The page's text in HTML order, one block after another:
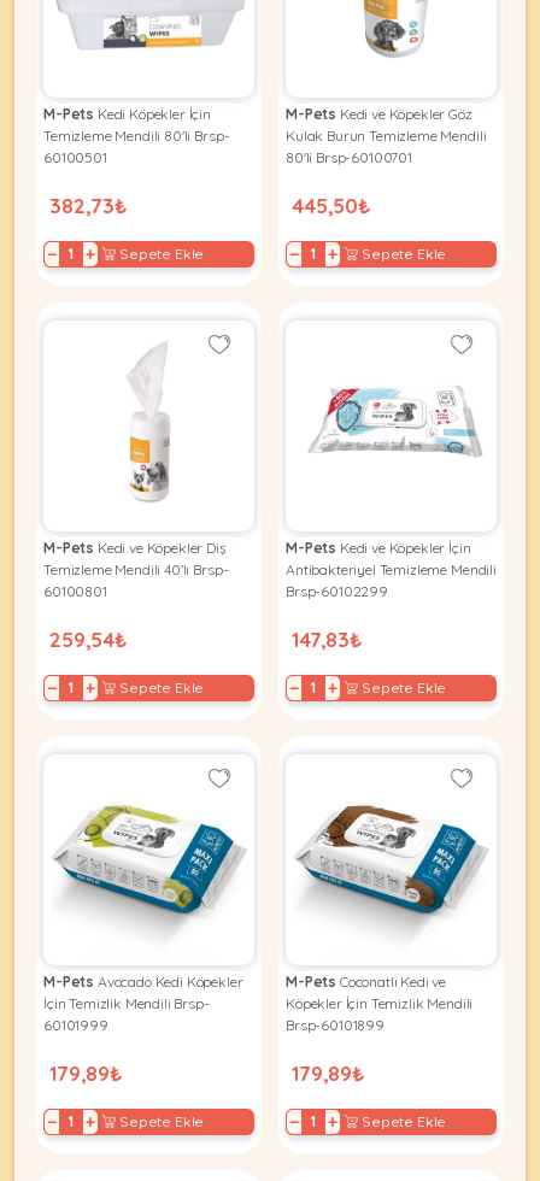
Ürünleri
Köpek
Ürünleri
M-Pets Kedi Köpekler İçin
Temizleme Mendili 80'li Brsp-
60100501
382,73₺
− + Sepete Ekle
M-Pets Kedi ve Köpekler Göz
Kulak Burun Temizleme Mendili
80'li Brsp-60100701
445,50₺
− + Sepete Ekle
M-Pets Kedi ve Köpekler Diş
Temizleme Mendili 40'lı Brsp-
60100801
259,54₺
− + Sepete Ekle
M-Pets Kedi ve Köpekler İçin
Antibakteriyel Temizleme Mendili
Brsp-60102299
147,83₺
− + Sepete Ekle
M-Pets Avocado Kedi Köpekler
İçin Temizlik Mendili Brsp-
60101999
179,89₺
− + Sepete Ekle
M-Pets Coconatlı Kedi ve
Köpekler İçin Temizlik Mendili
Brsp-60101899
179,89₺
− + Sepete Ekle